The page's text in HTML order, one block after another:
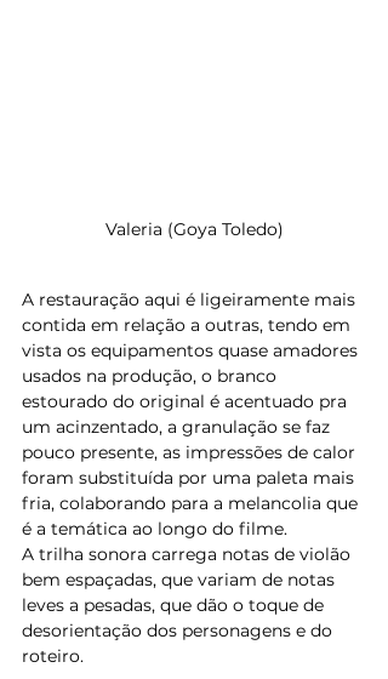
Valeria (Goya Toledo)
A restauração aqui é ligeiramente mais
contida em relação a outras, tendo em
vista os equipamentos quase amadores
usados na produção, o branco
estourado do original é acentuado pra
um acinzentado, a granulação se faz
pouco presente, as impressões de calor
foram substituída por uma paleta mais
fria, colaborando para a melancolia que
é a temática ao longo do filme.
A trilha sonora carrega notas de violão
bem espaçadas, que variam de notas
leves a pesadas, que dão o toque de
desorientação dos personagens e do
roteiro.